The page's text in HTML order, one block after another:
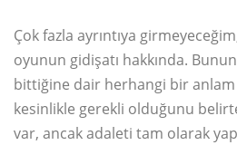
Çok fazla ayrıntıya
oyunun gidişatı hakkında.
bittiğine dair herhangi bir
kesinlikle gerekli olduğunu
var, ancak adaleti tam olarak